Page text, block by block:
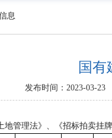
息
国有
发布时间：2023-03-23
地管理法》、《招标拍卖挂